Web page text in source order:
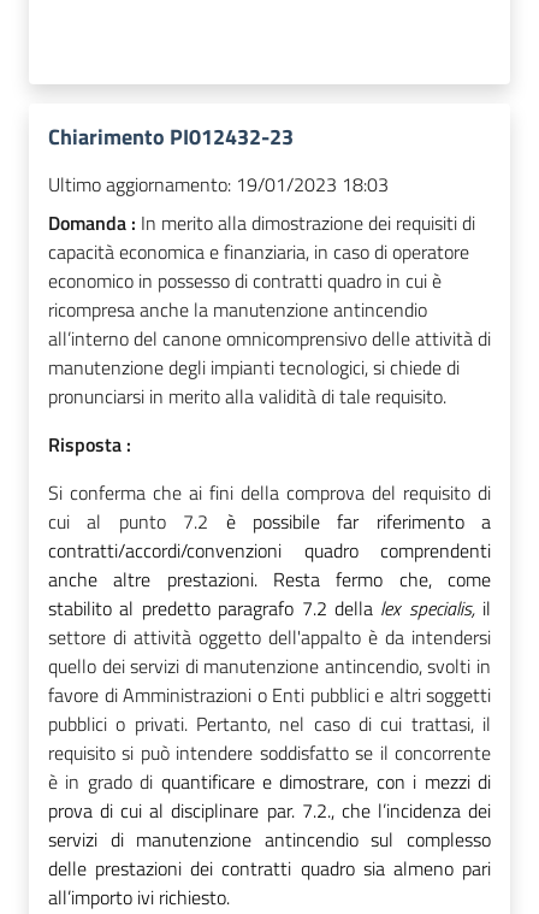
Chiarimento PI012432-23
Ultimo aggiornamento: 19/01/2023 18:03
Domanda : In merito alla dimostrazione dei requisiti di
capacità economica e finanziaria, in caso di operatore
economico in possesso di contratti quadro in cui è
ricompresa anche la manutenzione antincendio
all’interno del canone omnicomprensivo delle attività di
manutenzione degli impianti tecnologici, si chiede di
pronunciarsi in merito alla validità di tale requisito.
Risposta :
Si conferma che ai fini della comprova del requisito di
cui al punto 7.2 è possibile far riferimento a
contratti/accordi/convenzioni quadro comprendenti
anche altre prestazioni. Resta fermo che, come
stabilito al predetto paragrafo 7.2 della lex specialis, il
settore di attività oggetto dell'appalto è da intendersi
quello dei servizi di manutenzione antincendio, svolti in
favore di Amministrazioni o Enti pubblici e altri soggetti
pubblici o privati. Pertanto, nel caso di cui trattasi, il
requisito si può intendere soddisfatto se il concorrente
è in grado di quantificare e dimostrare, con i mezzi di
prova di cui al disciplinare par. 7.2., che l’incidenza dei
servizi di manutenzione antincendio sul complesso
delle prestazioni dei contratti quadro sia almeno pari
all’importo ivi richiesto.